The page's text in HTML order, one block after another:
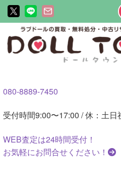
ビ
ゲ
ョ
へ
キ
ッ
ン
テ
へ
キ
プ
080-8889-7450
受付時間9:00〜17:00 / 休：土
WEB査定は24時間受付！
お気軽にお問合せください！